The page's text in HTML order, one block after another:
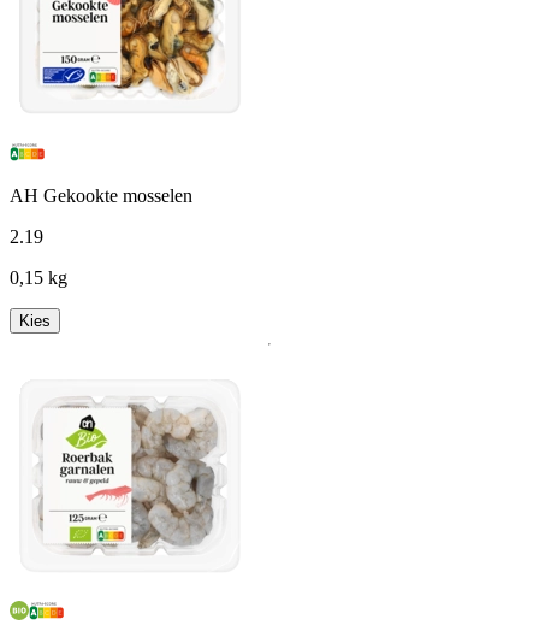
AH Gekookte mosselen
2.19
0,15 kg
Kies